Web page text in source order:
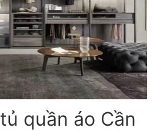
quần áo Cần